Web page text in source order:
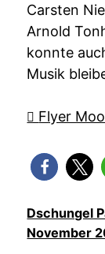
Carsten
Arnold
konnte
Musik
Flyer
Dschungel
November